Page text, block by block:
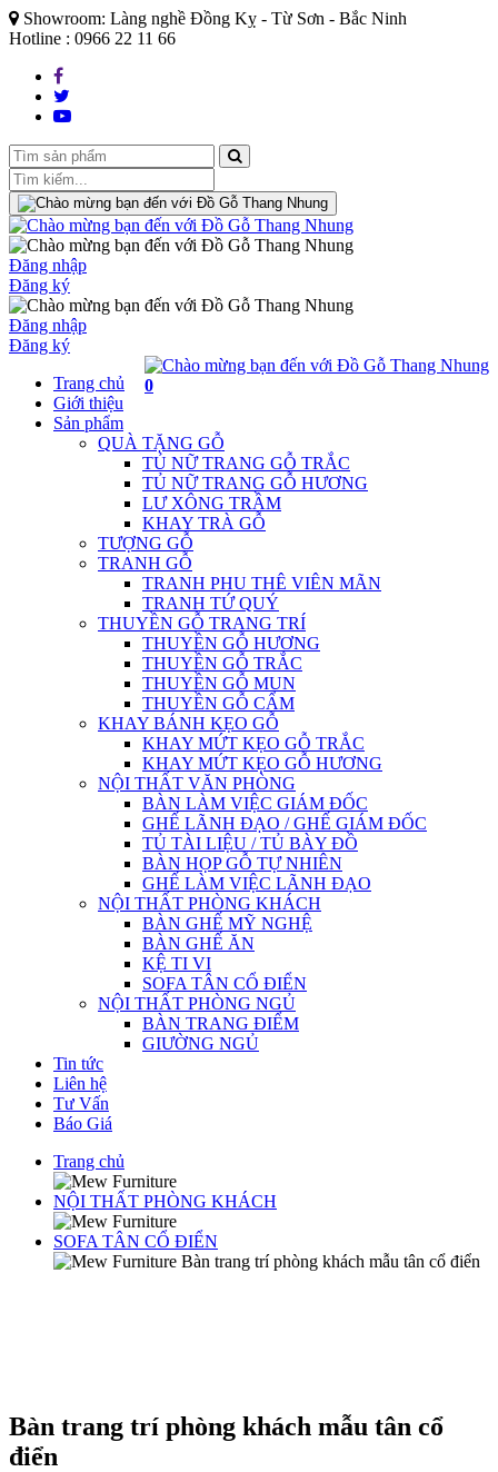
Showroom: Làng nghề Đồng Kỵ - Từ Sơn - Bắc Ninh
Hotline : 0966 22 11 66
Đăng nhập
Đăng ký
Đăng nhập
Đăng ký
0
Trang chủ
Giới thiệu
Sản phẩm
QUÀ TẶNG GỖ
TỦ NỮ TRANG GỖ TRẮC
TỦ NỮ TRANG GỖ HƯƠNG
LƯ XÔNG TRẦM
KHAY TRÀ GỖ
TƯỢNG GỖ
TRANH GỖ
TRANH PHU THÊ VIÊN MÃN
TRANH TỨ QUÝ
THUYỀN GỖ TRANG TRÍ
THUYỀN GỖ HƯƠNG
THUYỀN GỖ TRẮC
THUYỀN GỖ MUN
THUYỀN GỖ CẨM
KHAY BÁNH KẸO GỖ
KHAY MỨT KẸO GỖ TRẮC
KHAY MỨT KẸO GỖ HƯƠNG
NỘI THẤT VĂN PHÒNG
BÀN LÀM VIỆC GIÁM ĐỐC
GHẾ LÃNH ĐẠO / GHẾ GIÁM ĐỐC
TỦ TÀI LIỆU / TỦ BÀY ĐỒ
BÀN HỌP GỖ TỰ NHIÊN
GHẾ LÀM VIỆC LÃNH ĐẠO
NỘI THẤT PHÒNG KHÁCH
BÀN GHẾ MỸ NGHỆ
BÀN GHẾ ĂN
KỆ TI VI
SOFA TÂN CỔ ĐIỂN
NỘI THẤT PHÒNG NGỦ
BÀN TRANG ĐIỂM
GIƯỜNG NGỦ
Tin tức
Liên hệ
Tư Vấn
Báo Giá
Trang chủ
NỘI THẤT PHÒNG KHÁCH
SOFA TÂN CỔ ĐIỂN
Bàn trang trí phòng khách mẫu tân cổ điển
Bàn trang trí phòng khách mẫu tân cổ
điển